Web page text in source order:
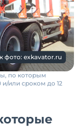
фото: exkavator.ru
по которым
или сроком до 12